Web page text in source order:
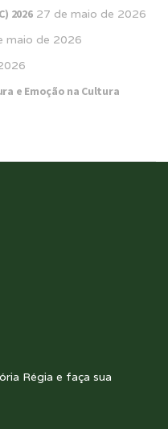
2026 27 de maio de 2026
maio de 2026
e Emoção na Cultura
Régia e faça sua